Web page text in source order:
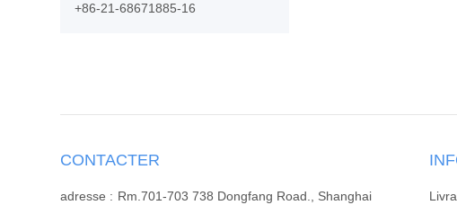
+86-21-68671885-16
CONTACTER
adresse : Rm.701-703 738 Dongfang Road., Shanghai